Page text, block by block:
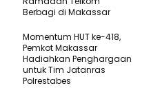
Berbagi di Makassar
Momentum HUT ke-418,
Pemkot Makassar
Hadiahkan Penghargaan
untuk Tim Jatanras
Polrestabes